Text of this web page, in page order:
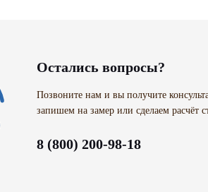
Остались вопросы?
Позвоните нам и вы получите
запишем на замер или сделаем расчёт
8 (800) 200-98-18